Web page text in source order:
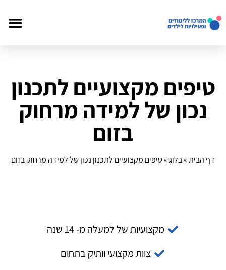
טיפים מקצועיים לתכנון
נכון של למידה מרחוק
בזום
דף הבית»בלוג»טיפים מקצועיים לתכנון נכון של למידה מרחוק בזום
מקצועיות של למעלה מ- 14 שנה
צוות מקצועי וותיק בתחום